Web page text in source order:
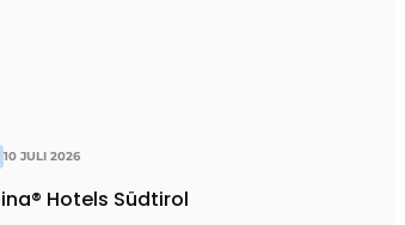
10 JULI 2026
Hotels Südtirol